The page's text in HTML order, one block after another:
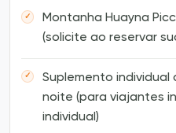
Montanha Huayna
(solicite ao reservar
Suplemento individual
noite (para viajantes
individual)